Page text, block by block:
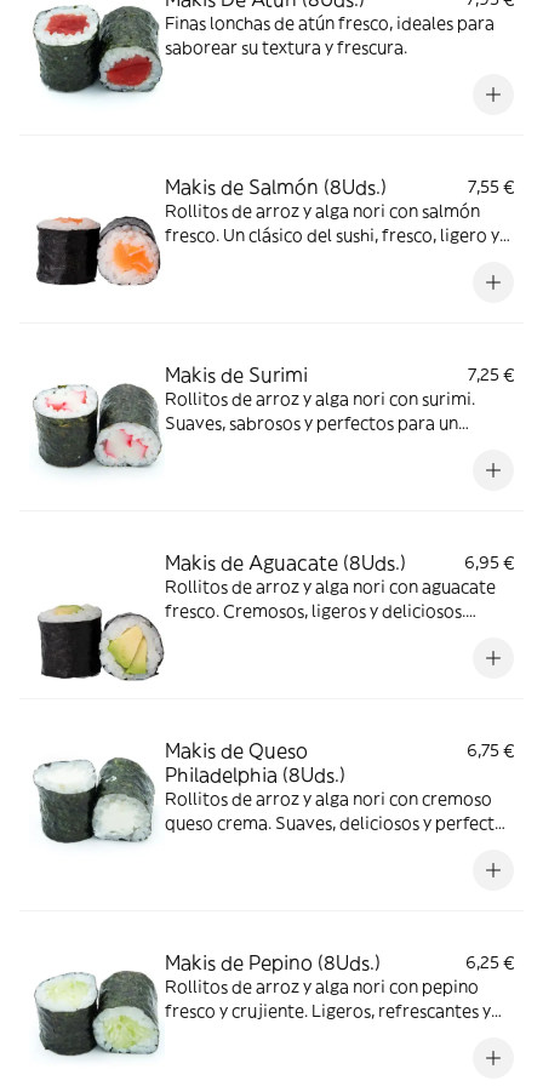
Finas lonchas de atún fresco, ideales para
saborear su textura y frescura.
Makis de Salmón (8Uds.)
7,55 €
Rollitos de arroz y alga nori con salmón
fresco. Un clásico del sushi, fresco, ligero y
Makis de Surimi
7,25 €
Rollitos de arroz y alga nori con surimi.
Suaves, sabrosos y perfectos para un
Makis de Aguacate (8Uds.)
6,95 €
Rollitos de arroz y alga nori con aguacate
fresco. Cremosos, ligeros y deliciosos.
Makis de Queso
Philadelphia (8Uds.)
6,75 €
Rollitos de arroz y alga nori con cremoso
queso crema. Suaves, deliciosos y perfectos
Makis de Pepino (8Uds.)
6,25 €
Rollitos de arroz y alga nori con pepino
fresco y crujiente. Ligeros, refrescantes y